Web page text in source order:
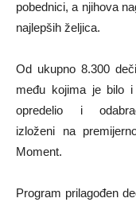
pobednici, a njihova
najlepših željica.
Od ukupno 8.300
među kojima je bilo
opredelio i
izloženi na
Moment.
Program prilagođen